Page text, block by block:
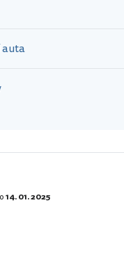
auta
14. 01. 2025